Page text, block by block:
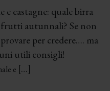
e castagne: quale birra
autunnali? Se non
per credere…. ma
utili consigli!
e […]